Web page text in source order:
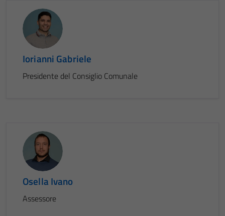
Iorianni Gabriele
Presidente del Consiglio Comunale
Osella Ivano
Assessore